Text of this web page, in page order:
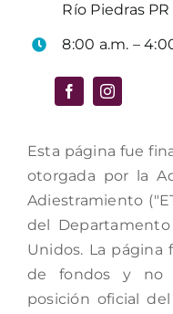
Río Piedras
8:00 a.m. –
Esta página fue
otorgada por la
Adiestramiento
del
Unidos. La página
de fondos y no
posición oficial